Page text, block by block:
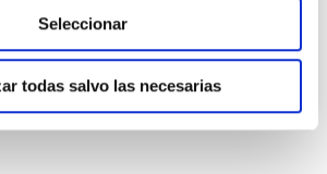
Seleccionar
todas salvo las necesarias
8,30 €
6,95 €